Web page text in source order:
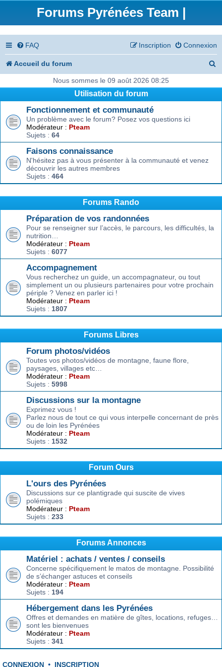
Forums Pyrénées Team |
FAQ Connexion
Inscription
Accueil du forum
e
Nous sommes le 09 août 2026 08:25
Utilisation du forum
Fonctionnement et communauté
Un problème avec le forum? Posez vos questions ici
Modérateur : Pteam
Sujets : 64
Faisons connaissance
N'hésitez pas à vous présenter à la communauté et venez
découvrir les autres membres
Sujets : 464
Forums Rando
Préparation de vos randonnées
Pour se renseigner sur l’accès, le parcours, les difficultés, la
nutrition…
Modérateur : Pteam
Sujets : 6077
Accompagnement
Vous recherchez un guide, un accompagnateur, ou tout
simplement un ou plusieurs partenaires pour votre prochain
périple ? Venez en parler ici !
Modérateur : Pteam
Sujets : 1807
Forums Libres
Forum photos/vidéos
Toutes vos photos/vidéos de montagne, faune flore,
paysages, villages etc…
Modérateur : Pteam
Sujets : 5998
Discussions sur la montagne
Exprimez vous !
Parlez nous de tout ce qui vous interpelle concernant de près
ou de loin les Pyrénées
Modérateur : Pteam
Sujets : 1532
Forum Ours
L'ours des Pyrénées
Discussions sur ce plantigrade qui suscite de vives
polémiques
Modérateur : Pteam
Sujets : 233
Forums Annonces
Matériel : achats / ventes / conseils
Concerne spécifiquement le matos de montagne. Possibilité
de s’échanger astuces et conseils
Modérateur : Pteam
Sujets : 194
Hébergement dans les Pyrénées
Offres et demandes en matière de gîtes, locations, refuges…
sont les bienvenues
Modérateur : Pteam
Sujets : 341
CONNEXION • INSCRIPTION